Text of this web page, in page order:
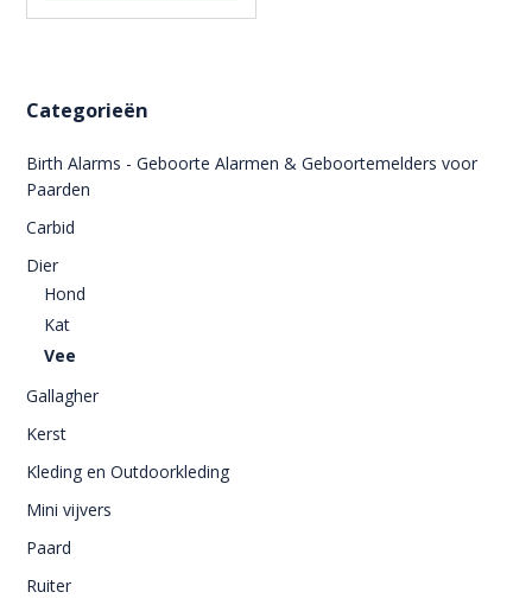
Categorieën
Birth Alarms - Geboorte Alarmen & Geboortemelders voor
Paarden
Carbid
Dier
Hond
Kat
Vee
Gallagher
Kerst
Kleding en Outdoorkleding
Mini vijvers
Paard
Ruiter